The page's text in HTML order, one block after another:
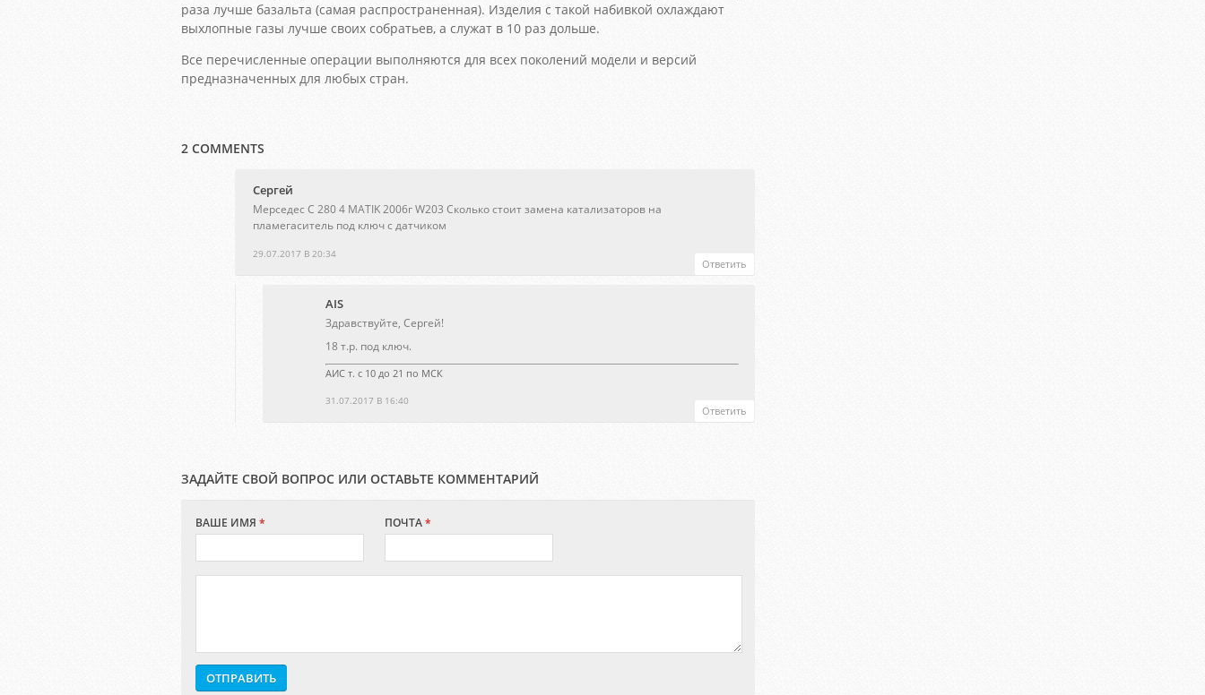
раза лучше базальта (самая распространенная). Изделия с такой набивкой охлаждают
выхлопные газы лучше своих собратьев, а служат в 10 раз дольше.
Все перечисленные операции выполняются для всех поколений модели и версий
предназначенных для любых стран.
2 COMMENTS
Сергей
29.07.2017 В 20:34
Мерседес С 280 4 MATIK 2006г W203 Сколько стоит замена катализаторов на
пламегаситель под ключ с датчиком
Ответить
AIS
31.07.2017 В 16:40
Здравствуйте, Сергей!
18 т.р. под ключ.
АИС т. с 10 до 21 по МСК
Ответить
ЗАДАЙТЕ СВОЙ ВОПРОС ИЛИ ОСТАВЬТЕ КОММЕНТАРИЙ
ВАШЕ ИМЯ* ПОЧТА*